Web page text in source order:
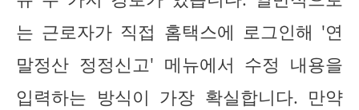
는 근로자가 직접 홈택스에 로그인해 '연
말정산 정정신고' 메뉴에서 수정 내용을
입력하는 방식이 가장 확실합니다. 만약